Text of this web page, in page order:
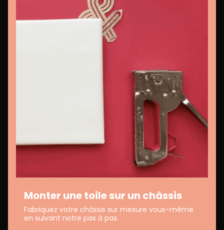
Monter une toile sur un châssis
Fabriquez votre châssis sur mesure vous-même
en suivant notre pas à pas.